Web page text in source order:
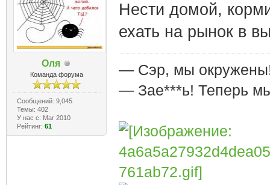
Оля
Команда форума
Сообщений: 9,045
Темы: 402
У нас с: Mar 2010
Рейтинг: 61
Нести домой,
ехать на рынок в
— Сэр, мы
— Зае***ь! Теперь